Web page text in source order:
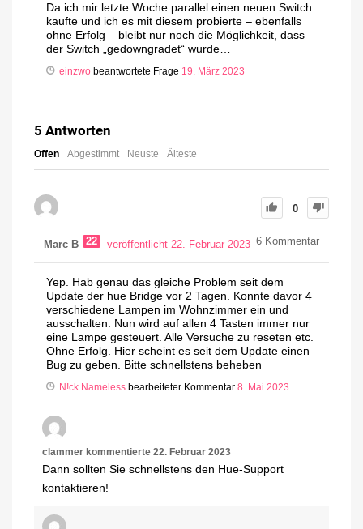
Da ich mir letzte Woche parallel einen neuen Switch
kaufte und ich es mit diesem probierte – ebenfalls
ohne Erfolg – bleibt nur noch die Möglichkeit, dass
der Switch „gedowngradet“ wurde…
einzwo beantwortete Frage 19. März 2023
5 Antworten
Offen Abgestimmt Neuste Älteste
0
Marc B 22 veröffentlicht 22. Februar 2023 6 Kommentar
Yep. Hab genau das gleiche Problem seit dem
Update der hue Bridge vor 2 Tagen. Konnte davor 4
verschiedene Lampen im Wohnzimmer ein und
ausschalten. Nun wird auf allen 4 Tasten immer nur
eine Lampe gesteuert. Alle Versuche zu reseten etc.
Ohne Erfolg. Hier scheint es seit dem Update einen
Bug zu geben. Bitte schnellstens beheben
N!ck Nameless bearbeiteter Kommentar 8. Mai 2023
clammer kommentierte 22. Februar 2023
Dann sollten Sie schnellstens den Hue-Support
kontaktieren!